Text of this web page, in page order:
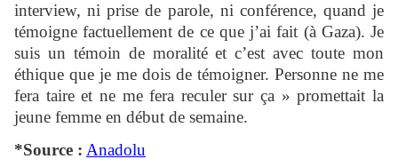
interview, ni prise de parole, ni conférence, quand je
témoigne factuellement de ce que j’ai fait (à Gaza). Je
suis un témoin de moralité et c’est avec toute mon
éthique que je me dois de témoigner. Personne ne me
fera taire et ne me fera reculer sur ça » promettait la
jeune femme en début de semaine.
*Source : Anadolu